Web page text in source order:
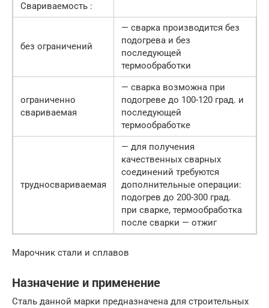
Свариваемость :
без ограничений
— сварка производится без
подогрева и без
последующей
термообработки
ограниченно
свариваемая
— сварка возможна при
подогреве до 100-120 град. и
последующей
термообработке
трудносвариваемая
— для получения
качественных сварных
соединений требуются
дополнительные операции:
подогрев до 200-300 град.
при сварке, термообработка
после сварки — отжиг
Марочник стали и сплавов
Назначение и применение
Сталь данной марки предназначена для строительных